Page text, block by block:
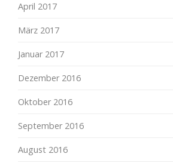
April 2017
März 2017
Januar 2017
Dezember 2016
Oktober 2016
September 2016
August 2016